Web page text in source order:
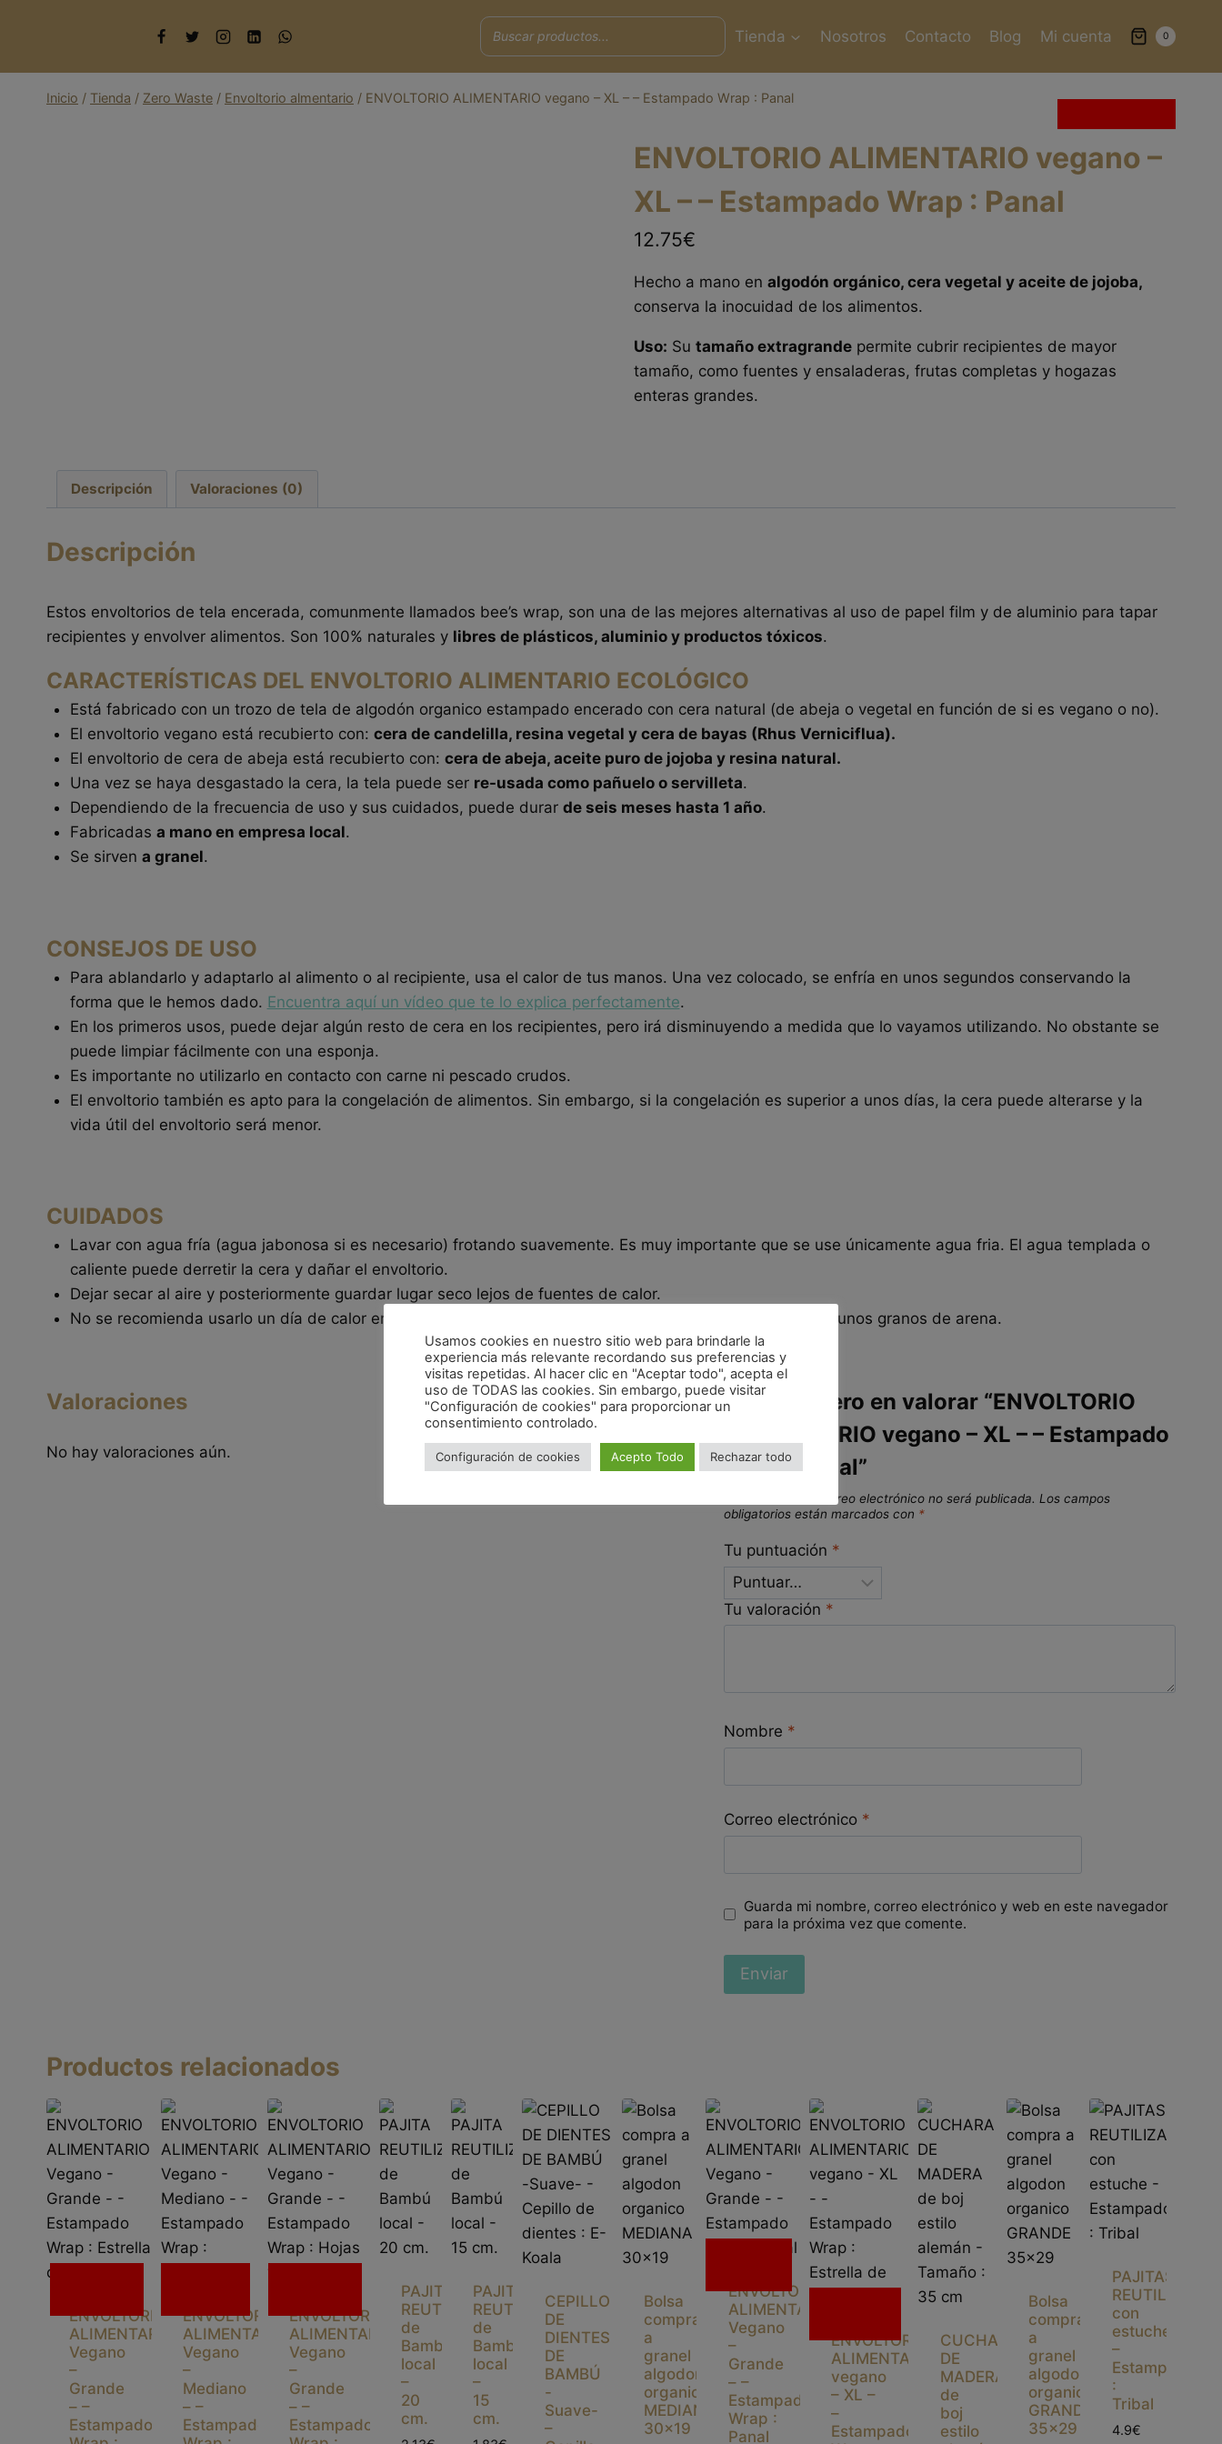
Tienda Nosotros Contacto Blog Mi cuenta 0
Inicio / Tienda / Zero Waste / Envoltorio almentario / ENVOLTORIO ALIMENTARIO vegano – XL – – Estampado Wrap : Panal
ENVOLTORIO ALIMENTARIO vegano –
XL – – Estampado Wrap : Panal
12.75€
Hecho a mano en algodón orgánico, cera vegetal y aceite de jojoba,
conserva la inocuidad de los alimentos.
Uso: Su tamaño extragrandepermite cubrir recipientes de mayor
tamaño, como fuentes y ensaladeras, frutas completas y hogazas
enteras grandes.
Descripción Valoraciones (0)
Descripción
Estos envoltorios de tela encerada, comunmente llamados bee’s wrap, son una de las mejores alternativas al uso de papel film y de aluminio para tapar
recipientes y envolver alimentos. Son 100% naturales y libres de plásticos, aluminio y productos tóxicos.
CARACTERÍSTICAS DEL ENVOLTORIO ALIMENTARIO ECOLÓGICO
Está fabricado con un trozo de tela de algodón organico estampado encerado con cera natural (de abeja o vegetal en función de si es vegano o no).
El envoltorio vegano está recubierto con: cera de candelilla, resina vegetal y cera de bayas (Rhus Verniciflua).
El envoltorio de cera de abeja está recubierto con: cera de abeja, aceite puro de jojoba y resina natural.
Una vez se haya desgastado la cera, la tela puede ser re-usada como pañuelo o servilleta.
Dependiendo de la frecuencia de uso y sus cuidados, puede durar de seis meses hasta 1 año.
Fabricadas a mano en empresa local.
Se sirven a granel.
CONSEJOS DE USO
Para ablandarlo y adaptarlo al alimento o al recipiente, usa el calor de tus manos. Una vez colocado, se enfría en unos segundos conservando la
forma que le hemos dado. Encuentra aquí un vídeo que te lo explica perfectamente.
En los primeros usos, puede dejar algún resto de cera en los recipientes, pero irá disminuyendo a medida que lo vayamos utilizando. No obstante se
puede limpiar fácilmente con una esponja.
Es importante no utilizarlo en contacto con carne ni pescado crudos.
El envoltorio también es apto para la congelación de alimentos. Sin embargo, si la congelación es superior a unos días, la cera puede alterarse y la
vida útil del envoltorio será menor.
CUIDADOS
Lavar con agua fría (agua jabonosa si es necesario) frotando suavemente. Es muy importante que se use únicamente agua fria. El agua templada o
caliente puede derretir la cera y dañar el envoltorio.
Dejar secar al aire y posteriormente guardar lugar seco lejos de fuentes de calor.
No se recomienda usarlo un día de calor en la playa ya que puede ablandarse la cera y quedar pegados unos granos de arena.
Valoraciones
No hay valoraciones aún.
Sé el primero en valorar “ENVOLTORIO
ALIMENTARIO vegano – XL – – Estampado
Wrap : Panal”
Tu dirección de correo electrónico no será publicada. Los campos
obligatorios están marcados con *
Tu puntuación *
Tu valoración *
Nombre *
Correo electrónico *
Guarda mi nombre, correo electrónico y web en este navegador
para la próxima vez que comente.
Productos relacionados
ENVOLTORIO
ALIMENTARIO
Vegano
–
Grande
– –
Estampado
ENVOLTORIO
ALIMENTARIO
Vegano
–
Mediano
– –
Estampado
ENVOLTORIO
ALIMENTARIO
Vegano
–
Grande
– –
Estampado
PAJITA
REUTILIZABLE
de
Bambú
local
–
20
cm.
PAJITA
REUTILIZABLE
de
Bambú
local
–
15
cm.
CEPILLO
DE
DIENTES
DE
BAMBÚ
-
Suave-
–
Bolsa
compra
a
granel
algodon
organico
MEDIANA
30×19
ENVOLTORIO
ALIMENTARIO
Vegano
–
Grande
– –
Estampado
Wrap :
Panal
ENVOLTORIO
ALIMENTARIO
vegano
– XL –
–
Estampado
CUCHARA
DE
MADERA
de
boj
estilo
Bolsa
compra
a
granel
algodon
organico
GRANDE
35×29
PAJITAS
con
estuche
–
Estampados
:
Tribal
4.9€
Usamos cookies en nuestro sitio web para brindarle la
experiencia más relevante recordando sus preferencias y
visitas repetidas. Al hacer clic en "Aceptar todo", acepta el
uso de TODAS las cookies. Sin embargo, puede visitar
"Configuración de cookies" para proporcionar un
consentimiento controlado.
Configuración de cookies Acepto Todo Rechazar todo